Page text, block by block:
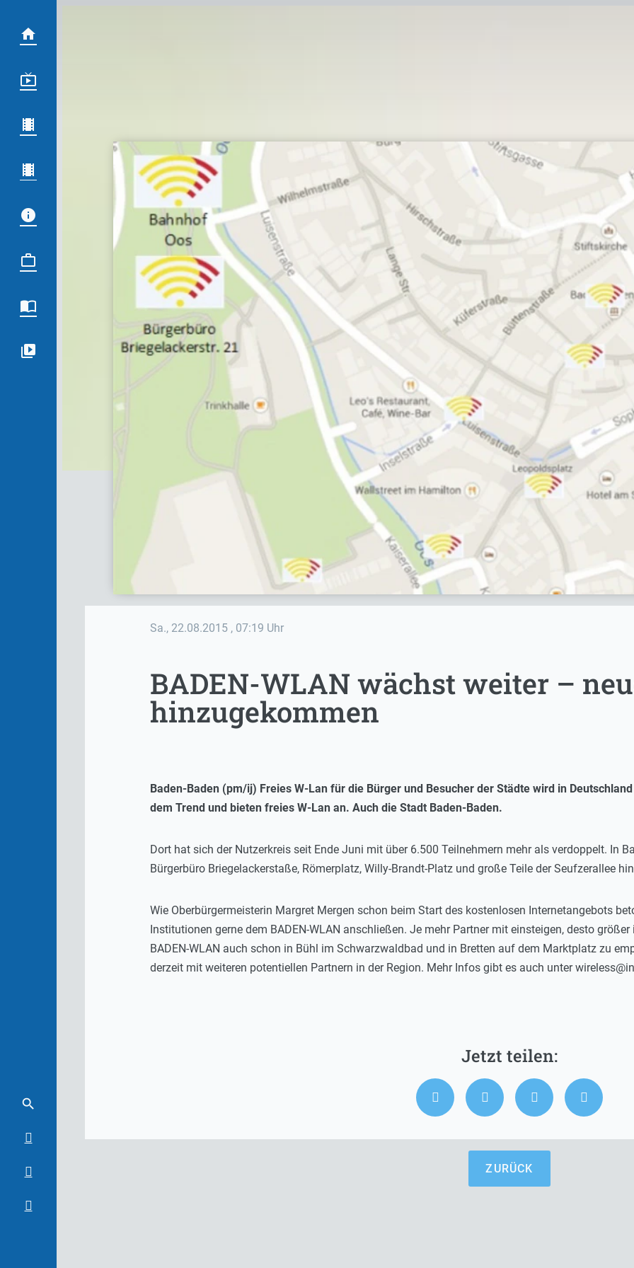
Sa., 22.08.2015 , 07:19 Uhr
BADEN-WLAN wächst weiter –
hinzugekommen
Baden-Baden (pm/ij) Freies W-Lan für die Bürger und Besucher der Städte wird in
dem Trend und bieten freies W-Lan an. Auch die Stadt Baden-Baden.
Dort hat sich der Nutzerkreis seit Ende Juni mit über 6.500 Teilnehmern mehr als verdoppelt. In
Bürgerbüro Briegelackerstaße, Römerplatz, Willy-Brandt-Platz und große Teile der Seufzerallee
Wie Oberbürgermeisterin Margret Mergen schon beim Start des kostenlosen Internetangebots
Institutionen gerne dem BADEN-WLAN anschließen. Je mehr Partner mit einsteigen, desto
BADEN-WLAN auch schon in Bühl im Schwarzwaldbad und in Bretten auf dem Marktplatz zu
derzeit mit weiteren potentiellen Partnern in der Region. Mehr Infos gibt es auch unter
ZURÜCK